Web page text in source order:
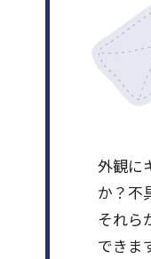
外観に
か？不
それら
できま